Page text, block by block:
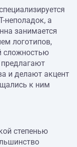
неполадок, а
занимается
логотипов,
сложностью
и делают акцент
к ним
степенью